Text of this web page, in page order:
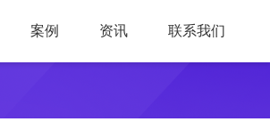
案例 资讯 联系我们